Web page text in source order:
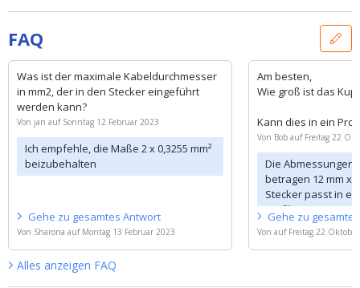
FAQ
Was ist der maximale Kabeldurchmesser
in mm2, der in den Stecker eingeführt
werden kann?
Von jan auf Sonntag 12 Februar 2023
Ich empfehle, die Maße 2 x 0,3255 mm²
beizubehalten
Gehe zu gesamtes Antwort
Von Sharona auf Montag 13 Februar 2023
Am besten,
Wie groß ist das
Kann dies in ein
Von Bob auf Freitag 22
Die Abmessungen
betragen 12 mm x
Stecker passt in
Profil.
Gehe zu gesamtes
Von auf Freitag 22
Alles anzeigen FAQ